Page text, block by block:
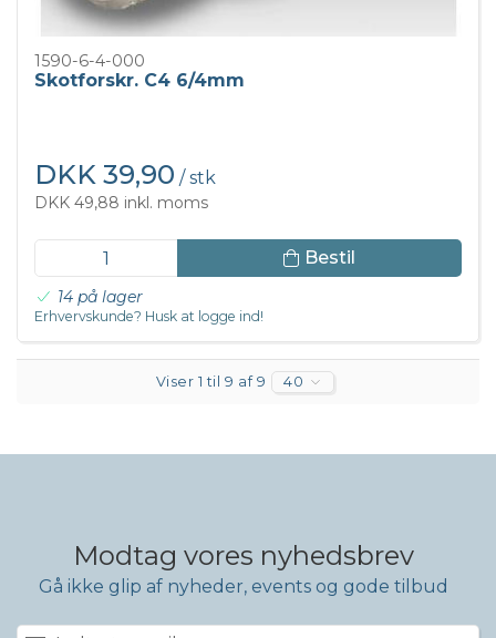
1590-6-4-000
Skotforskr. C4 6/4mm
DKK 39,90 / stk
DKK 49,88 inkl. moms
Bestil
14 på lager
Erhvervskunde? Husk at logge ind!
Viser 1 til 9 af 9 40
Modtag vores nyhedsbrev
Gå ikke glip af nyheder, events og gode tilbud